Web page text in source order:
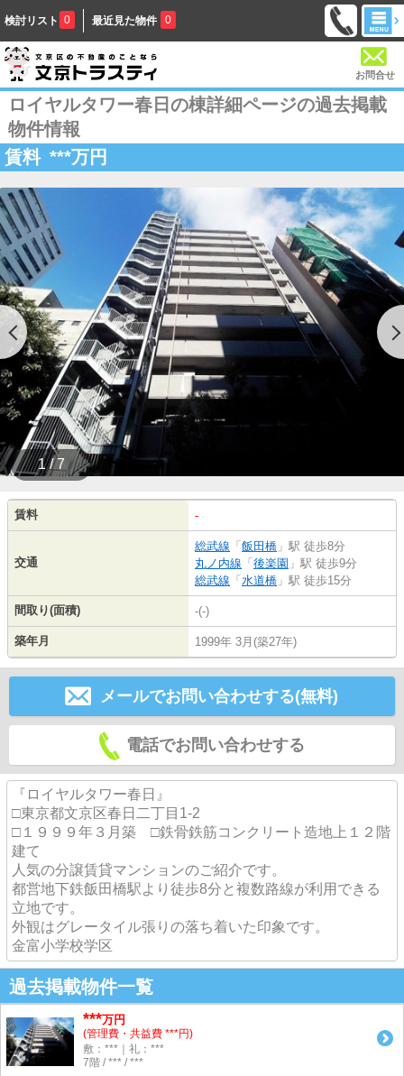
検討リスト 0 最近見た物件 0
お問合せ
ロイヤルタワー春日の棟詳細ページの過去掲載
物件情報
賃料 ***万円
1 / 7
賃料 -
交通
総武線 「 飯田橋 」駅 徒歩8分
丸ノ内線 「 後楽園 」駅 徒歩9分
総武線 「 水道橋 」駅 徒歩15分
間取り(面積) -(-)
築年月 1999年 3月(築27年)
メールでお問い合わせする(無料)
電話でお問い合わせする
『ロイヤルタワー春日』
□東京都文京区春日二丁目1-2
□１９９９年３月築 □鉄骨鉄筋コンクリート造地上１２階
建て
人気の分譲賃貸マンションのご紹介です。
都営地下鉄飯田橋駅より徒歩8分と複数路線が利用できる
立地です。
外観はグレータイル張りの落ち着いた印象です。
金富小学校学区
過去掲載物件一覧
***万円
(管理費・共益費 ***円)
敷：***｜礼：***
7階 / *** / ***